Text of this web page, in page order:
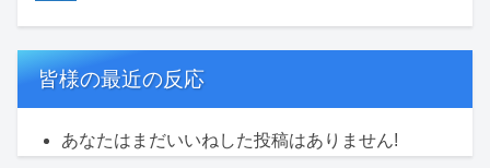
皆様の最近の反応
あなたはまだいいねした投稿はありません!